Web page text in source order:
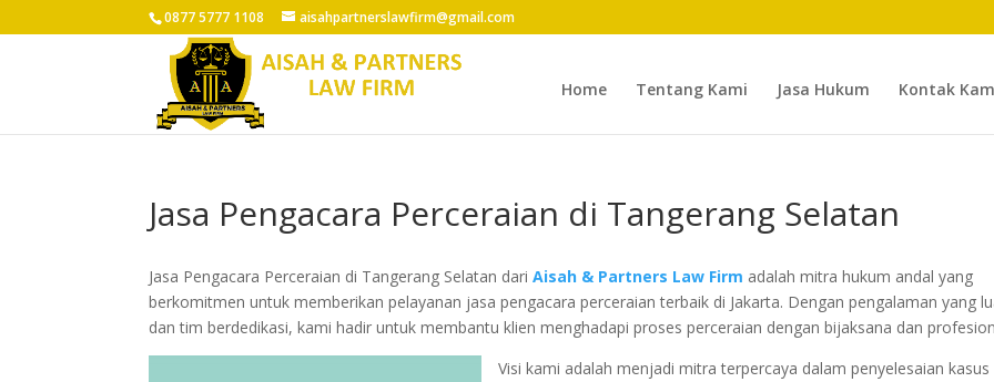
0877 5777 1108 aisahpartnerslawfirm@gmail.com
Home Tentang Kami Jasa Hukum Kontak
Jasa Pengacara Perceraian di Tangerang Selatan
Jasa Pengacara Perceraian di Tangerang Selatan dari Aisah & Partners Law Firm adalah mitra hukum andal yang
berkomitmen untuk memberikan pelayanan jasa pengacara perceraian terbaik di Jakarta. Dengan pengalaman yang
dan tim berdedikasi, kami hadir untuk membantu klien menghadapi proses perceraian dengan bijaksana dan
Visi kami adalah menjadi mitra terpercaya dalam penyelesaian kasus